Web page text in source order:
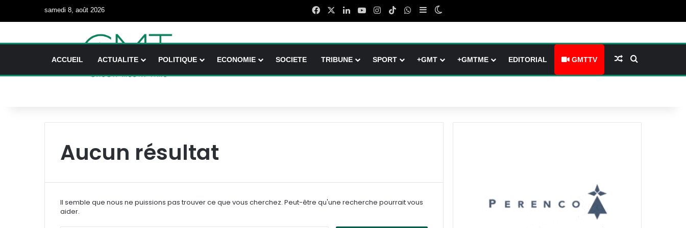
samedi 8, août 2026 FacebookLinkedinYouTubeInstagram
TikTokWhatsApp
Sidebar (barre latérale)
Switch skin
ACCUEIL ACTUALITE POLITIQUE ECONOMIE SOCIETE TRIBUNE SPORT +GMT +GMTME EDITORIAL GMTTV Article Aléatoire
Aucun résultat
Il semble que nous ne puissions pas trouver ce que vous cherchez. Peut-être qu'une recherche pourrait vous
aider.